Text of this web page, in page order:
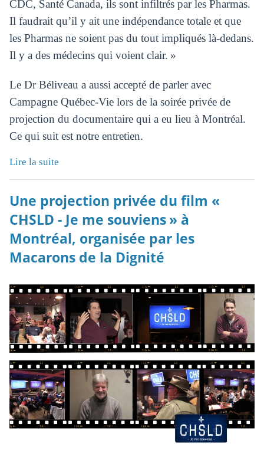
CDC, Santé Canada, ils sont infiltrés par les Pharmas.
Il faudrait qu’il y ait une indépendance totale et que
les Pharmas ne soient pas du tout impliqués là-dedans.
Il y a des médecins qui voient clair. »
Le Dr Béliveau a aussi accepté de parler avec
Campagne Québec-Vie lors de la soirée privée de
projection du documentaire qui a eu lieu à Montréal.
Ce qui suit est notre entretien.
Lire la suite
Une projection privée du film «
CHSLD - Je me souviens » à
Montréal, organisée par les
Macarons de la Dignité